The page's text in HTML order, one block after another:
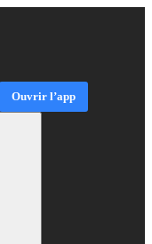
Ouvrir l’app